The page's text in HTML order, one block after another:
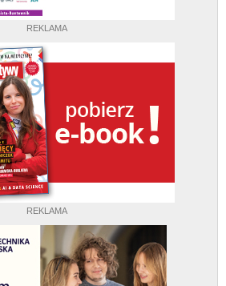
REKLAMA
REKLAMA